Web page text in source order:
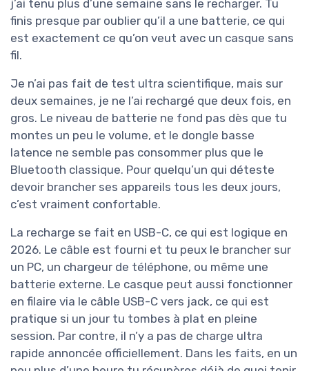
j’ai tenu plus d’une semaine sans le recharger. Tu
finis presque par oublier qu’il a une batterie, ce qui
est exactement ce qu’on veut avec un casque sans
fil.
Je n’ai pas fait de test ultra scientifique, mais sur
deux semaines, je ne l’ai rechargé que deux fois, en
gros. Le niveau de batterie ne fond pas dès que tu
montes un peu le volume, et le dongle basse
latence ne semble pas consommer plus que le
Bluetooth classique. Pour quelqu’un qui déteste
devoir brancher ses appareils tous les deux jours,
c’est vraiment confortable.
La recharge se fait en USB-C, ce qui est logique en
2026. Le câble est fourni et tu peux le brancher sur
un PC, un chargeur de téléphone, ou même une
batterie externe. Le casque peut aussi fonctionner
en filaire via le câble USB-C vers jack, ce qui est
pratique si un jour tu tombes à plat en pleine
session. Par contre, il n’y a pas de charge ultra
rapide annoncée officiellement. Dans les faits, en un